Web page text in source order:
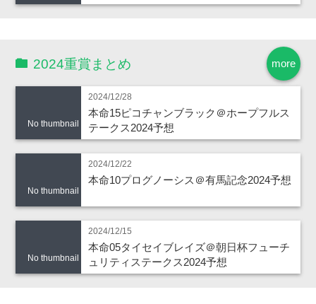
more
2024重賞まとめ
No thumbnail
2024/12/28
本命15ピコチャンブラック＠ホープフルス
テークス2024予想
No thumbnail
2024/12/22
本命10プログノーシス＠有馬記念2024予想
No thumbnail
2024/12/15
本命05タイセイブレイズ＠朝日杯フューチ
ュリティステークス2024予想